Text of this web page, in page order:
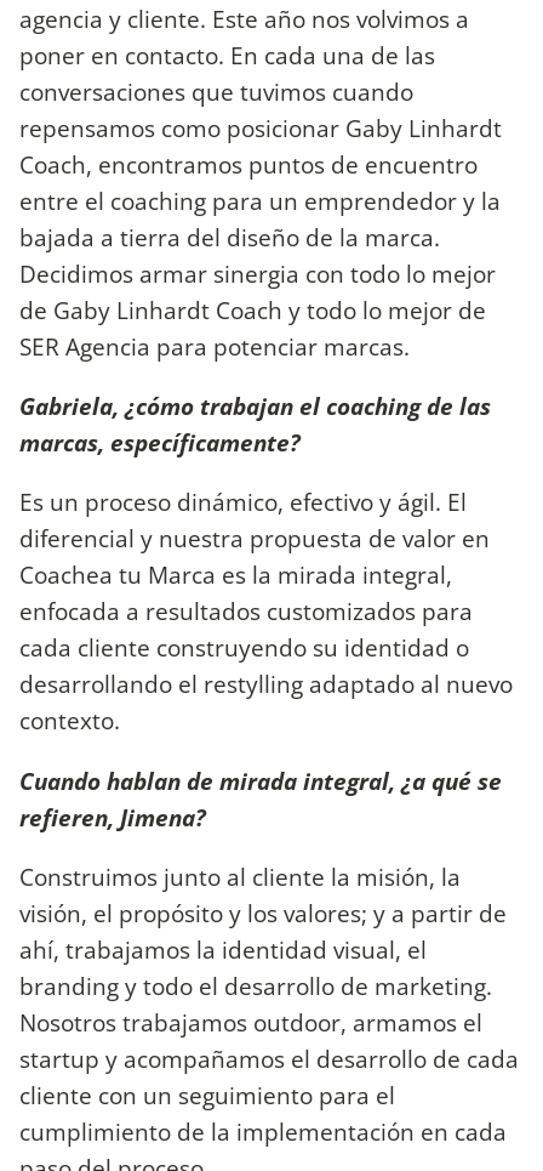
agencia y cliente. Este año nos volvimos a
poner en contacto. En cada una de las
conversaciones que tuvimos cuando
repensamos como posicionar Gaby Linhardt
Coach, encontramos puntos de encuentro
entre el coaching para un emprendedor y la
bajada a tierra del diseño de la marca.
Decidimos armar sinergia con todo lo mejor
de Gaby Linhardt Coach y todo lo mejor de
SER Agencia para potenciar marcas.
Gabriela, ¿cómo trabajan el coaching de las
marcas, específicamente?
Es un proceso dinámico, efectivo y ágil. El
diferencial y nuestra propuesta de valor en
Coachea tu Marca es la mirada integral,
enfocada a resultados customizados para
cada cliente construyendo su identidad o
desarrollando el restylling adaptado al nuevo
contexto.
Cuando hablan de mirada integral, ¿a qué se
refieren, Jimena?
Construimos junto al cliente la misión, la
visión, el propósito y los valores; y a partir de
ahí, trabajamos la identidad visual, el
branding y todo el desarrollo de marketing.
Nosotros trabajamos outdoor, armamos el
startup y acompañamos el desarrollo de cada
cliente con un seguimiento para el
cumplimiento de la implementación en cada